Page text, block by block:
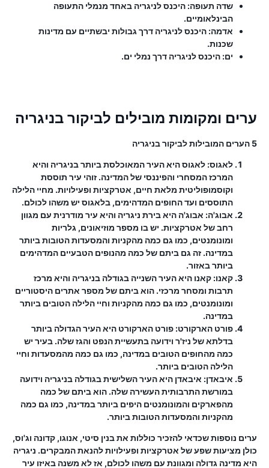
שדה תעופה: היכנס לניגריה באחד מנמלי התעופה
הבינלאומיים.
אדמה: היכנס לניגריה דרך גבולות יבשתיים עם מדינות
שכנות.
ים: היכנס לניגריה דרך נמלי ים.
ערים ומקומות מובילים לביקור בניגריה
5 הערים המובילות לביקור בניגריה
לאגוס: לאגוס היא העיר המאוכלסת ביותר בניגריה והיא
המרכז המסחרי והפיננסי של המדינה. זוהי עיר תוססת
וקוסמופוליטית מלאת חיים, אטרקציות ופעילויות. מחיי הלילה
התוססים ועד החופים המדהימים, בלאגוס יש משהו לכולם.
אבוג'ה: אבוג'ה היא בירת ניגריה והיא עיר מודרנית עם מגוון
רחב של אטרקציות. יש בו מספר מוזיאונים, גלריות
ומונומנטים, כמו גם כמה מהקניות והמסעדות הטובות ביותר
במדינה. זה גם ביתם של כמה מהנופים הטבעיים המדהימים
ביותר באזור.
קאנו: קאנו היא העיר השנייה בגודלה בניגריה והיא מרכז
תרבות ומסחר מרכזי. הוא ביתם של מספר אתרים היסטוריים
ומונומנטים, כמו גם כמה מהקניות וחיי הלילה הטובים ביותר
במדינה.
פורט הארקורט: פורט הארקורט היא העיר הגדולה ביותר
בדלתא של ניז'ר ​​וידועה בתעשיית הנפט והגז שלה. בעיר יש
כמה מהחופים הטובים במדינה, כמו גם כמה מהמסעדות וחיי
הלילה הטובים ביותר.
איבאדן: איבאדן היא העיר השלישית בגודלה בניגריה וידועה
במורשת התרבותית העשירה שלה. הוא ביתם של כמה
מהפארקים והמונומנטים היפים ביותר במדינה, כמו גם כמה
מהקניות והמסעדות הטובות ביותר.
ערים נוספות שכדאי להזכיר כוללות את בנין סיטי, אנוגו, קדונה וג'וס,
כולן מציעות שפע של אטרקציות ופעילויות להנאת המבקרים. ניגריה
היא מדינה גדולה ומגוונת עם משהו לכולם, אז לא משנה באיזו עיר